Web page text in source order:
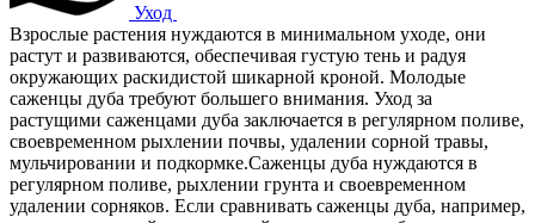
Уход
Взрослые растения нуждаются в минимальном уходе, они
растут и развиваются, обеспечивая густую тень и радуя
окружающих раскидистой шикарной кроной. Молодые
саженцы дуба требуют большего внимания. Уход за
растущими саженцами дуба заключается в регулярном поливе,
своевременном рыхлении почвы, удалении сорной травы,
мульчировании и подкормке.Саженцы дуба нуждаются в
регулярном поливе, рыхлении грунта и своевременном
удалении сорняков. Если сравнивать саженцы дуба, например,